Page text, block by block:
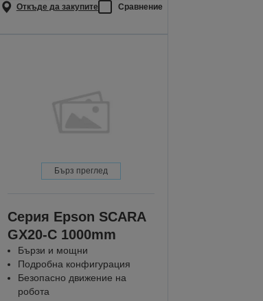
Откъде да закупите Сравнение
Бърз преглед
Серия Epson SCARA
GX20-C 1000mm
Бързи и мощни
Подробна конфигурация
Безопасно движение на
робота